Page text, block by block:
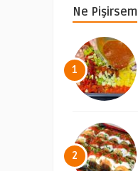
Ne Pişirsem
1
2